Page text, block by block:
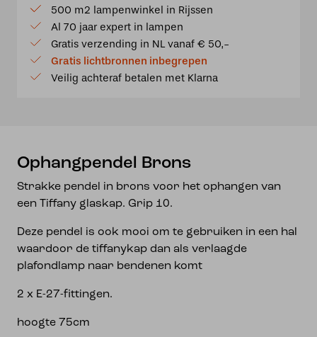
aantal500 m2 lampenwinkel in Rijssen
Al 70 jaar expert in lampen
Gratis verzending in NL vanaf € 50,-
Gratis lichtbronnen inbegrepen
Veilig achteraf betalen met Klarna
Ophangpendel Brons
Strakke pendel in brons voor het ophangen van
een Tiffany glaskap. Grip 10.
Deze pendel is ook mooi om te gebruiken in een hal
waardoor de tiffanykap dan als verlaagde
plafondlamp naar bendenen komt
2 x E-27-fittingen.
hoogte 75cm